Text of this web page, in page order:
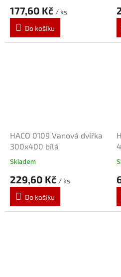
177,60 Kč / ks
Do košíku
HACO 0109 Vanová dvířka
300x400 bílá
Skladem
229,60 Kč / ks
Do košíku